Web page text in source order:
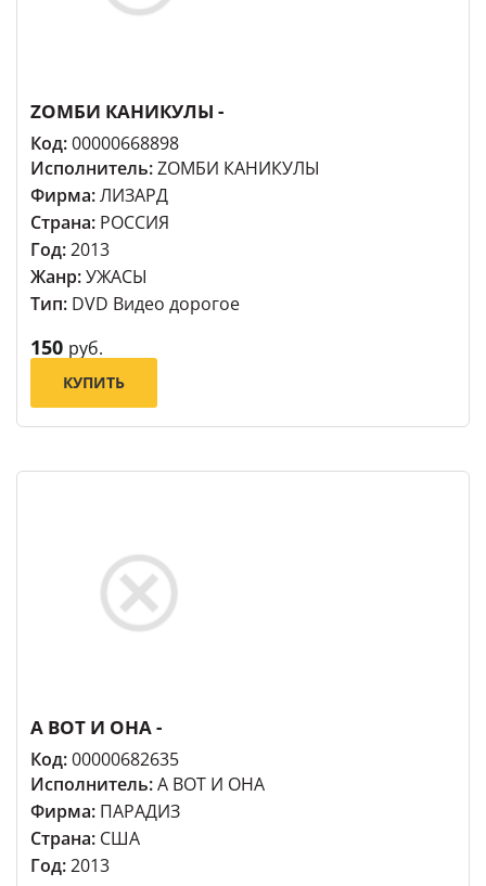
ZОМБИ КАНИКУЛЫ -
Код:00000668898
Исполнитель:ZОМБИ КАНИКУЛЫ
Фирма:ЛИЗАРД
Страна: РОССИЯ
Год:2013
Жанр:УЖАСЫ
Тип: DVD Видео дорогое
150 руб.
КУПИТЬ
А ВОТ И ОНА -
Код:00000682635
Исполнитель:А ВОТ И ОНА
Фирма: ПАРАДИЗ
Страна: США
Год:2013